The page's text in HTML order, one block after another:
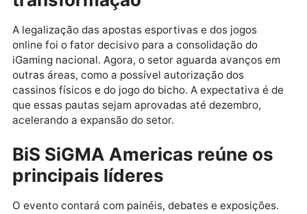
cadeia produtiva do iGaming. Especialistas e
dividirão experiências e discutirão como alavancar o
crescimento do setor no novo ambiente regulado.
Regulação impulsiona
transformação
online foi o fator decisivo para a consolidação do
iGaming nacional. Agora, o setor aguarda avanços
outras áreas, como a possível autorização dos
cassinos físicos e do jogo do bicho. A expectativa é